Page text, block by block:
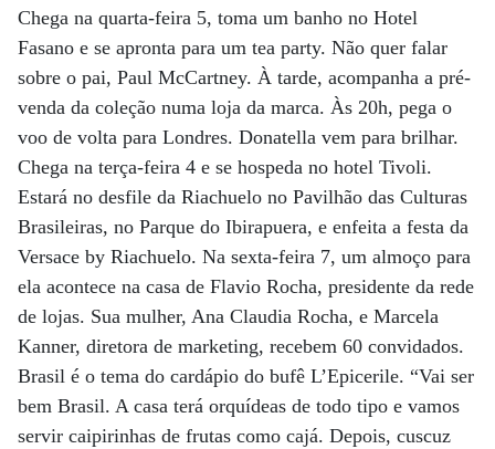
Chega na quarta-feira 5, toma um banho no Hotel
Fasano e se apronta para um tea party. Não quer falar
sobre o pai, Paul McCartney. À tarde, acompanha a pré-
venda da coleção numa loja da marca. Às 20h, pega o
voo de volta para Londres. Donatella vem para brilhar.
Chega na terça-feira 4 e se hospeda no hotel Tivoli.
Estará no desfile da Riachuelo no Pavilhão das Culturas
Brasileiras, no Parque do Ibirapuera, e enfeita a festa da
Versace by Riachuelo. Na sexta-feira 7, um almoço para
ela acontece na casa de Flavio Rocha, presidente da rede
de lojas. Sua mulher, Ana Claudia Rocha, e Marcela
Kanner, diretora de marketing, recebem 60 convidados.
Brasil é o tema do cardápio do bufê L’Epicerile. “Vai ser
bem Brasil. A casa terá orquídeas de todo tipo e vamos
servir caipirinhas de frutas como cajá. Depois, cuscuz